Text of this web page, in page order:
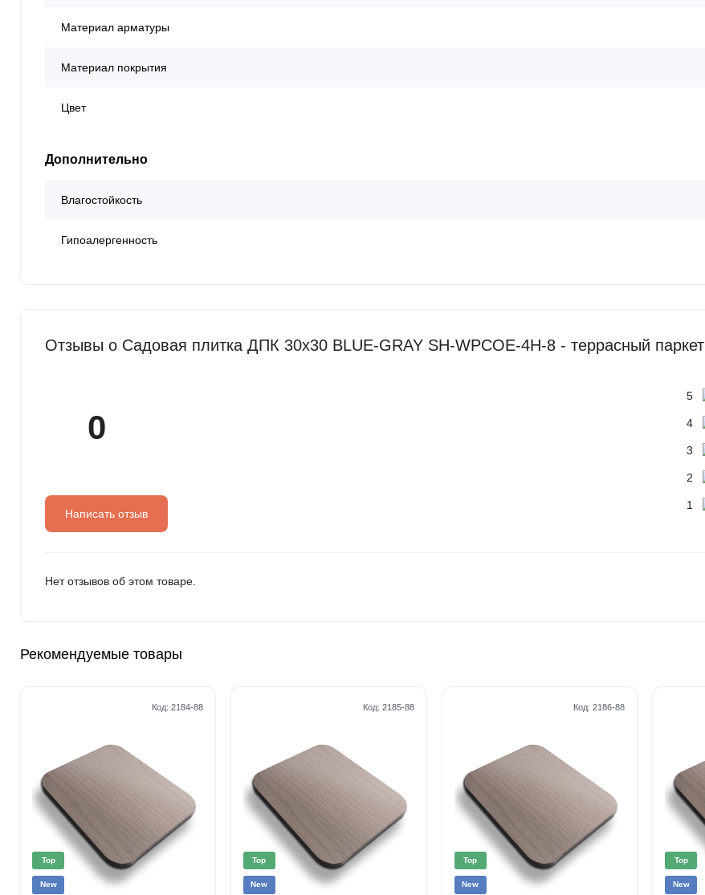
Материал арматуры
Материал покрытия
Цвет
Дополнительно
Влагостойкость
Гипоалергенность
Отзывы о Садовая плитка ДПК 30x30 BLUE-GRAY SH-WPCOE-4H-8 - террасный паркет
0
Написать отзыв
5
4
3
2
1
Нет отзывов об этом товаре.
Рекомендуемые товары
Код: 2184-88
Top
New
Код: 2185-88
Top
New
Код:2186-88
Top
New
Top
New